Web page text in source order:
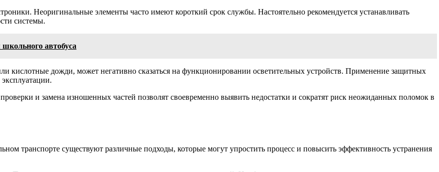
Неоригинальные элементы часто имеют короткий срок службы. Настоятельно рекомендуется устанавливать
системы.
автобуса
кислотные дожди, может негативно сказаться на функционировании осветительных устройств. Применение защитных
и замена изношенных частей позволят своевременно выявить недостатки и сократят риск неожиданных поломок в
транспорте существуют различные подходы, которые могут упростить процесс и повысить эффективность устранения